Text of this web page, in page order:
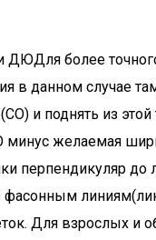
более
в данном случае
и поднять из этой
желаемая
перпендикуляр до
Для взрослых и